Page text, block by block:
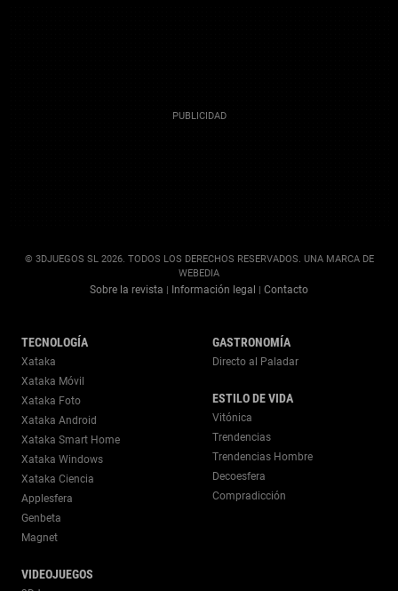
© 3DJUEGOS SL 2026. TODOS LOS DERECHOS RESERVADOS. UNA MARCA DE
WEBEDIA
Sobre la revista Información legal Contacto
TECNOLOGÍA
Xataka
Xataka Móvil
Xataka Foto
Xataka Android
Xataka Smart Home
Xataka Windows
Xataka Ciencia
Applesfera
Genbeta
Magnet
VIDEOJUEGOS
GASTRONOMÍA
Directo al Paladar
ESTILO DE VIDA
Vitónica
Trendencias
Trendencias Hombre
Decoesfera
Compradicción